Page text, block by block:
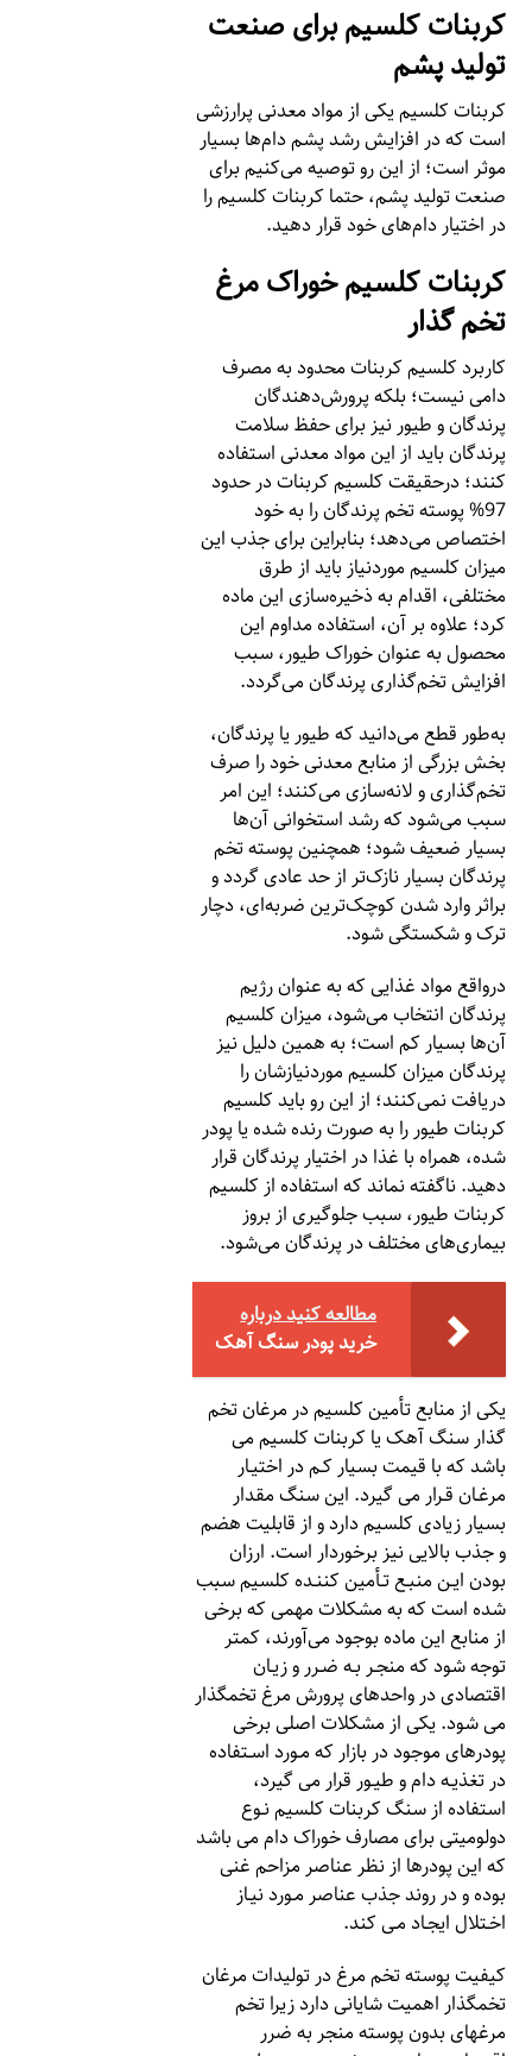
کربنات کلسیم برای صنعت
تولید پشم
کربنات کلسیم یکی از مواد معدنی پرارزشی
است که در افزایش رشد پشم دام‌‌ها بسیار
موثر است؛ از این رو توصیه می‌کنیم برای
صنعت تولید پشم، حتما کربنات کلسیم را
در اختیار دام‌های خود قرار دهید.
کربنات کلسیم خوراک مرغ
تخم گذار
کاربرد کلسیم کربنات محدود به مصرف
دامی نیست؛ بلکه پرورش‌دهندگان
پرندگان و طیور نیز برای حفظ سلامت
پرندگان باید از این مواد معدنی استفاده
کنند؛ درحقیقت کلسیم کربنات در حدود
97% پوسته تخم پرندگان را به خود
اختصاص می‌دهد؛ بنابراین برای جذب این
میزان کلسیم موردنیاز باید از طرق
مختلفی، اقدام به ذخیره‌سازی این ماده
کرد؛ علاوه‌ بر آن، استفاده مداوم این
محصول به عنوان خوراک طیور، سبب
افزایش تخم‌گذاری پرندگان می‌گردد.
به‌طور قطع می‌دانید که طیور یا پرندگان،
بخش بزرگی از منابع معدنی خود را صرف
تخم‌گذاری و لانه‌سازی می‌کنند؛ این امر
سبب می‌شود که رشد استخوانی آن‌ها
بسیار ضعیف شود؛ همچنین پوسته تخم
پرندگان بسیار نازک‌تر از حد عادی گردد و
براثر وارد شدن کوچک‌ترین ضربه‌ای، دچار
ترک و شکستگی شود.
درواقع مواد غذایی که به عنوان رژیم
پرندگان انتخاب می‌شود، میزان کلسیم
آن‌ها بسیار کم است؛ به همین دلیل نیز
پرندگان میزان کلسیم موردنیازشان را
دریافت نمی‌کنند؛ از این رو باید کلسیم
کربنات طیور را به صورت رنده شده یا پودر
شده، همراه با غذا در اختیار پرندگان قرار
دهید. ناگفته نماند که استفاده از کلسیم
کربنات طیور، سبب جلوگیری از بروز
بیماری‌های مختلف در پرندگان می‌شود.
مطالعه کنید درباره‌
خرید پودر سنگ آهک
یکی از منابع تأمین کلسیم در مرغان تخم
گذار سنگ آهک یا کربنات کلسیم می
باشد که با قیمت بسیار کـم در اختیـار
مرغـان قـرار می گیرد. این سنگ مقدار
بسیار زیادی کلسیم دارد و از قابلیت هضم
و جذب بالایی نیز برخوردار است. ارزان
بودن ایـن منبـع تـأمین کننـده کلسیم سبب
شده است که به مشکلات مهمی که برخی
از منابع این ماده بوجود می‌آورند، کمتر
توجه شود که منجـر بـه ضـرر و زیـان
اقتصادی در واحدهای پرورش مرغ تخمگذار
می شود. یکی از مشکلات اصلی برخی
پودرهای موجود در بازار که مـورد اسـتفاده
در تغذیـه دام و طیـور قرار می گیرد،
استفاده از سنگ کربنات کلسیم نـوع
دولومیتی برای مصارف خوراک دام می باشد
که این پودرها از نظر عناصر مزاحم غنی
بوده و در روند جذب عناصر مـورد نیـاز
اخـتلال ایجـاد مـی کند.
کیفیت پوسته تخم مرغ در تولیدات مرغان
تخمگذار اهمیت شایانی دارد زیرا تخم
مرغهای بدون پوسته منجر به ضرر